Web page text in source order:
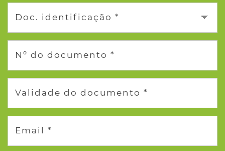
Doc. identificação *
Nº do documento *
Validade do documento *
Email *